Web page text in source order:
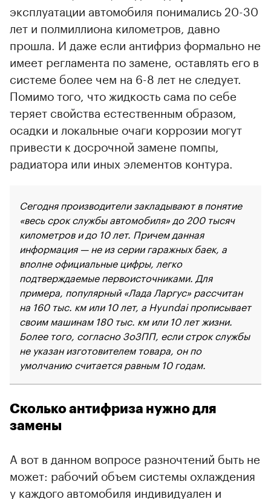
эксплуатации автомобиля понимались 20-30
лет и полмиллиона километров, давно
прошла. И даже если антифриз формально не
имеет регламента по замене, оставлять его в
системе более чем на 6-8 лет не следует.
Помимо того, что жидкость сама по себе
теряет свойства естественным образом,
осадки и локальные очаги коррозии могут
привести к досрочной замене помпы,
радиатора или иных элементов контура.
Сегодня производители закладывают в понятие
«весь срок службы автомобиля» до 200 тысяч
километров и до 10 лет. Причем данная
информация — не из серии гаражных баек, а
вполне официальные цифры, легко
подтверждаемые первоисточниками. Для
примера, популярный «Лада Ларгус» рассчитан
на 160 тыс. км или 10 лет, а Hyundai прописывает
своим машинам 180 тыс. км или 10 лет жизни.
Более того, согласно ЗоЗПП, если строк службы
не указан изготовителем товара, он по
умолчанию считается равным 10 годам.
Сколько антифриза нужно для
замены
А вот в данном вопросе разночтений быть не
может: рабочий объем системы охлаждения
у каждого автомобиля индивидуален и